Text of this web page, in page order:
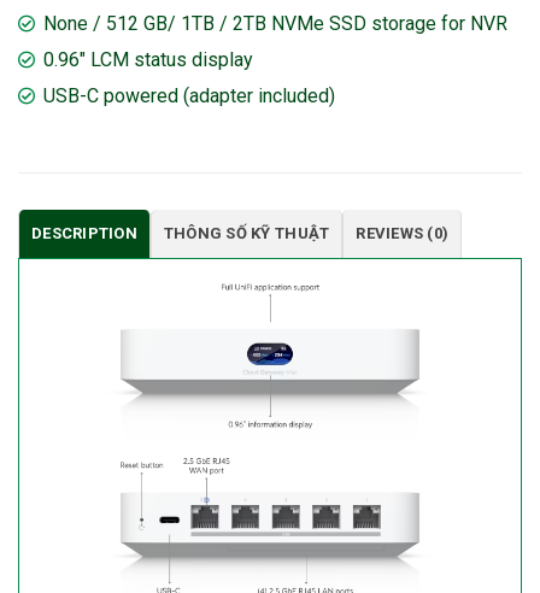
None / 512 GB/ 1TB / 2TB NVMe SSD storage for NVR
0.96″ LCM status display
USB-C powered (adapter included)
DESCRIPTION THÔNG SỐ KỸ THUẬT REVIEWS (0)